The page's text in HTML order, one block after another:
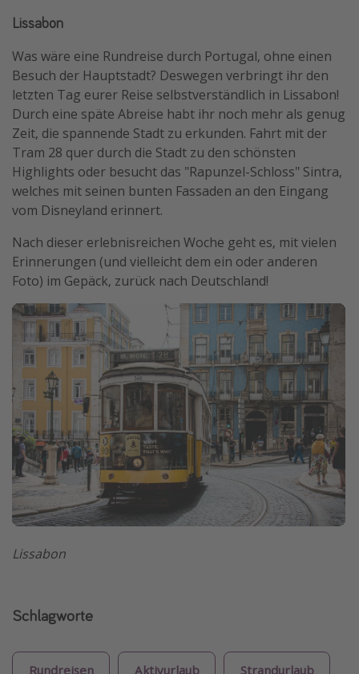
Lissabon
Was wäre eine Rundreise durch Portugal, ohne einen
Besuch der Hauptstadt? Deswegen verbringt ihr den
letzten Tag eurer Reise selbstverständlich in Lissabon!
Durch eine späte Abreise habt ihr noch mehr als genug
Zeit, die spannende Stadt zu erkunden. Fahrt mit der
Tram 28 quer durch die Stadt zu den schönsten
Highlights oder besucht das "Rapunzel-Schloss" Sintra,
welches mit seinen bunten Fassaden an den Eingang
vom Disneyland erinnert.
Nach dieser erlebnisreichen Woche geht es, mit vielen
Erinnerungen (und vielleicht dem ein oder anderen
Foto) im Gepäck, zurück nach Deutschland!
Lissabon
Schlagworte
Rundreisen Aktivurlaub Strandurlaub